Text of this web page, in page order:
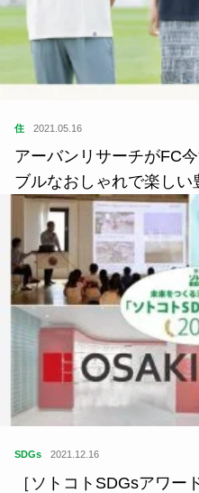
住 2021.05.16
アーバンリサーチがFC
ブルなおしゃれで楽しい
SDGs 2021.12.16
［ソトコトSDGsアワー